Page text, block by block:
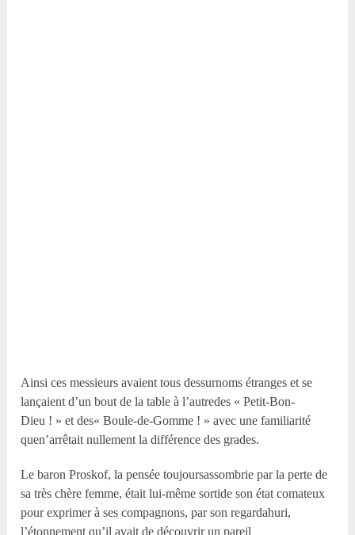
Ainsi ces messieurs avaient tous dessurnoms étranges et se
lançaient d’un bout de la table à l’autredes « Petit-Bon-
Dieu ! » et des« Boule-de-Gomme ! » avec une familiarité
quen’arrêtait nullement la différence des grades.
Le baron Proskof, la pensée toujoursassombrie par la perte de
sa très chère femme, était lui-même sortide son état comateux
pour exprimer à ses compagnons, par son regardahuri,
l’étonnement qu’il avait de découvrir un pareil